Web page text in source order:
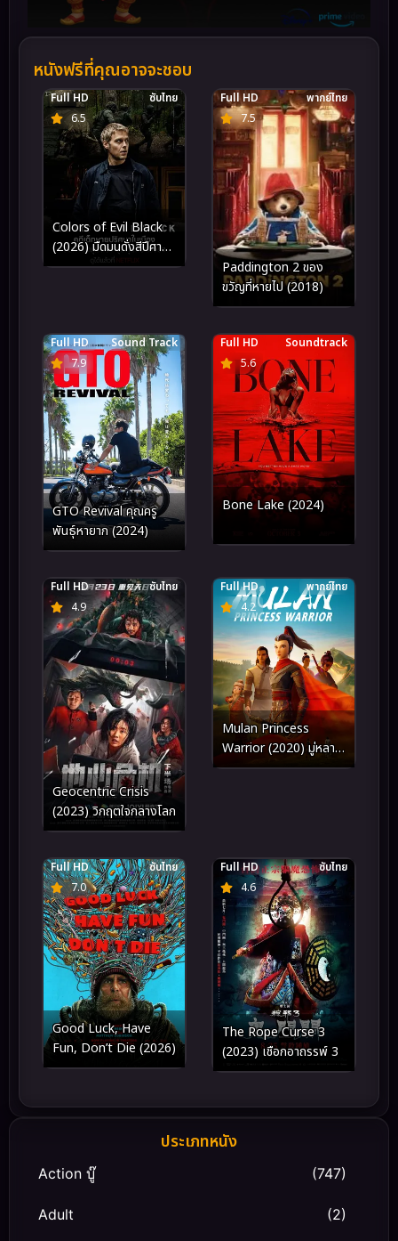
หนังฟรีที่คุณอาจจะชอบ
6.5
Full HD ซับไทย
Colors of Evil Black
(2026) มืดมนดั่งสีปีศาจ
เมืองสีดำ
7.5
Full HD พากย์ไทย
Paddington 2 ของ
ขวัญที่หายไป (2018)
7.9
Full HD Sound Track
GTO Revival คุณครู
พันธุ์หายาก (2024)
5.6
Full HD Soundtrack
Bone Lake (2024)
4.9
Full HD ซับไทย
Geocentric Crisis
(2023) วิกฤตใจกลางโลก
4.2
Full HD พากย์ไทย
Mulan Princess
Warrior (2020) มู่หลาน
เจ้าหญิงนักรบ
7.0
Full HD ซับไทย
Good Luck, Have
Fun, Don’t Die (2026)
4.6
Full HD ซับไทย
The Rope Curse 3
(2023) เชือกอาถรรพ์ 3
ประเภทหนัง
Action บู๊ (747)
Adult (2)